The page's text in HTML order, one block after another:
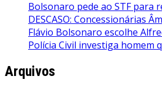
Bolsonaro pede ao STF para
DESCASO: Concessionárias
Flávio Bolsonaro escolhe
Polícia Civil investiga homem
Arquivos